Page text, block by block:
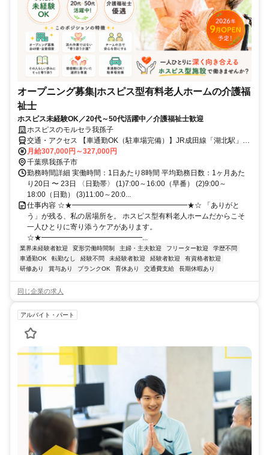
オープニング募集|ホスピス型有料老人ホームの介護福
祉士
ホスピス未経験OK／20代～50代活躍中／介護福祉士歓迎
ホスピスのモルセラ我孫子
交通・アクセス 【車通勤OK（駐車場完備）】JR成田線「湖北駅」北
口徒歩13分、国道356号線沿い（セブンイレブン我孫子中里店の横）
月給307,000円～327,000円
千葉県我孫子市
勤務時間詳細 実働時間：1日あたり8時間 平均勤務日数：1ヶ月あた
り20日 〜 23日 〈日勤帯〉 (1)7:00～16:00（早番） (2)9:00～
18:00（日勤） (3)11:00～20:0...
仕事内容 ☆★━━━━━━━━━━━━━━━━★☆ 「ありがと
う」が残る、私の居場所を。 ホスピス型有料老人ホームだからこそ
一人ひとりに寄り添うケアがあります。
☆★━━━━━━━━━━━━━━...
業界未経験者歓迎 変形労働時間制 主婦・主夫歓迎 フリーター歓迎
学歴不問
車通勤OK
転勤なし 経験不問 未経験者歓迎 経験者歓迎
有資格者歓迎
研修あり
賞与あり ブランクOK 育休あり 交通費支給 長期休暇あり
同じ企業の求人
アルバイト・パート